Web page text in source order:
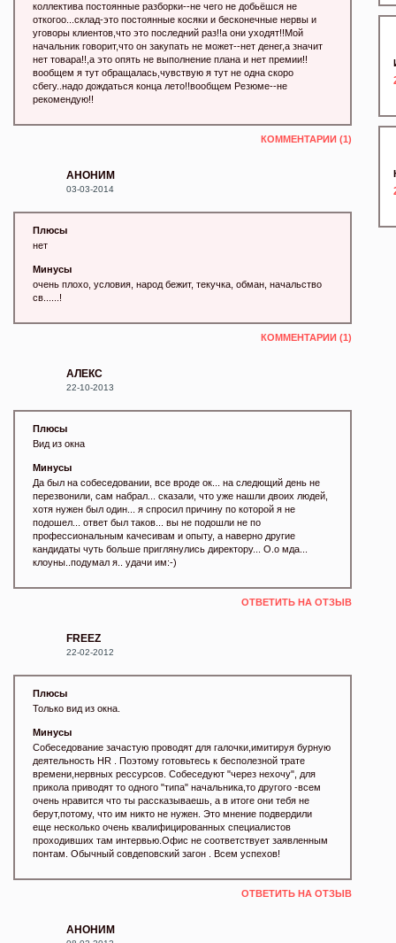
коллектива постоянные разборки--не чего не добьёшся не
откогоо...склад-это постоянные косяки и бесконечные нервы и
уговоры клиентов,что это последний раз!!а они уходят!!Мой
начальник говорит,что он закупать не может--нет денег,а значит
нет товара!!,а это опять не выполнение плана и нет премии!!
вообщем я тут обращалась,чувствую я тут не одна скоро
сбегу..надо дождаться конца лето!!вообщем Резюме--не
рекомендую!!
КОММЕНТАРИИ (1)
АНОНИМ
03-03-2014
Плюсы
нет
Минусы
очень плохо, условия, народ бежит, текучка, обман, начальство
св......!
КОММЕНТАРИИ (1)
АЛЕКС
22-10-2013
Плюсы
Вид из окна
Минусы
Да был на собеседовании, все вроде ок... на следющий день не
перезвонили, сам набрал... сказали, что уже нашли двоих людей,
хотя нужен был один... я спросил причину по которой я не
подошел... ответ был таков... вы не подошли не по
профессиональным качесивам и опыту, а наверно другие
кандидаты чуть больше приглянулись директору... О.о мда...
клоуны..подумал я.. удачи им:-)
ОТВЕТИТЬ НА ОТЗЫВ
FREEZ
22-02-2012
Плюсы
Только вид из окна.
Минусы
Собеседование зачастую проводят для галочки,имитируя бурную
деятельность HR . Поэтому готовьтесь к бесполезной трате
времени,нервных рессурсов. Собеседуют "через нехочу", для
прикола приводят то одного "типа" начальника,то другого -всем
очень нравится что ты рассказываешь, а в итоге они тебя не
берут,потому, что им никто не нужен. Это мнение подвердили
еще несколько очень квалифицированных специалистов
проходивших там интервью.Офис не соответствует заявленным
понтам. Обычный совдеповский загон . Всем успехов!
ОТВЕТИТЬ НА ОТЗЫВ
АНОНИМ